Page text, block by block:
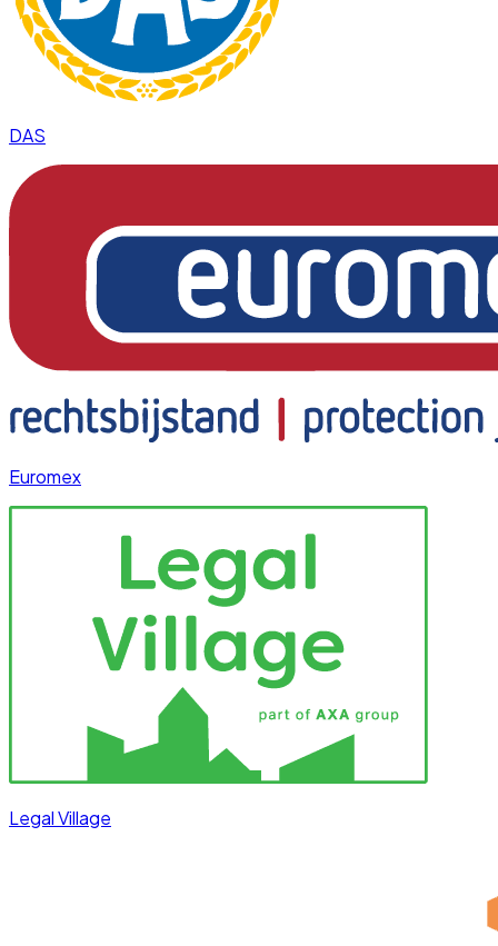
DAS
Euromex
Legal Village